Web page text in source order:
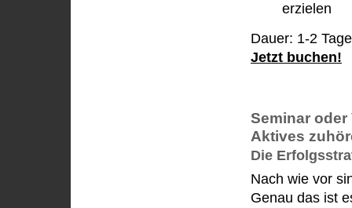
erzielen
Dauer: 1-2 Tage
Jetzt buchen!
Seminar oder
Aktives
Die
Nach wie vor
Genau das ist